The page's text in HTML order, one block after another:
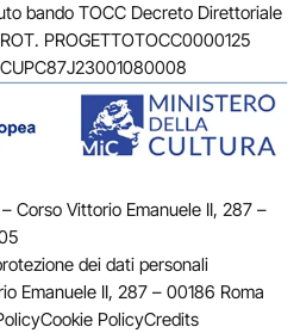
bando TOCC Decreto Direttoriale
PROGETTOTOCC0000125
Corso Vittorio Emanuele II, 287 –
dei dati personali
Emanuele II, 287 – 00186 Roma
Cookie PolicyCredits